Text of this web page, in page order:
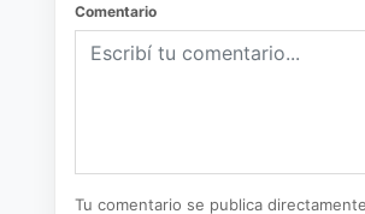
Comentario
Tu comentario se publica